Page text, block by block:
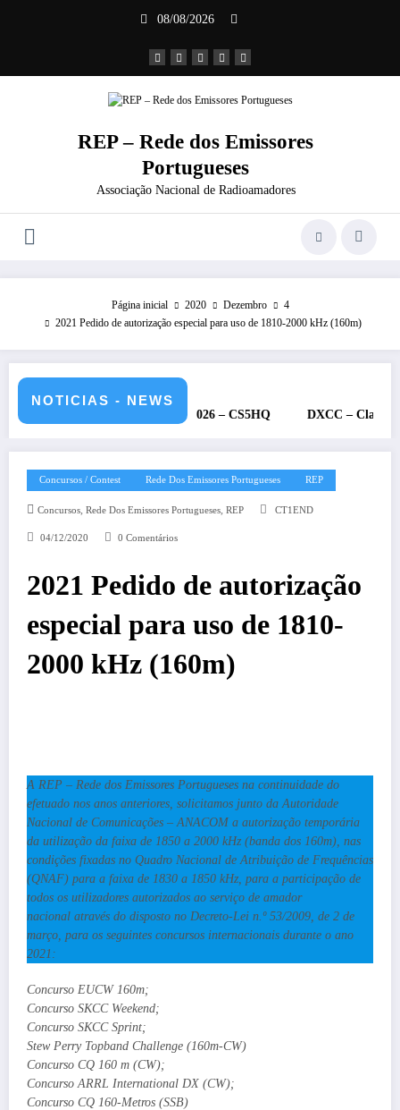
08/08/2026
REP – Rede dos Emissores
Portugueses
Associação Nacional de Radioamadores
Página inicial 2020 Dezembro
4
2021 Pedido de autorização especial para uso de 1810-2000 kHz (160m)
NOTICIAS - NEWS
– 11 e 12 de julho de 2026 – CS5HQ DXCC – Classificação
Concursos / Contest Rede Dos Emissores Portugueses REP
Concursos, Rede Dos Emissores Portugueses, REP CT1END
04/12/2020 0 Comentários
2021 Pedido de autorização
especial para uso de 1810-
2000 kHz (160m)
A REP – Rede dos Emissores Portugueses na continuidade do
efetuado nos anos anteriores, solicitamos junto da Autoridade
Nacional de Comunicações – ANACOM a autorização temporária
da utilização da faixa de 1850 a 2000 kHz (banda dos 160m), nas
condições fixadas no Quadro Nacional de Atribuição de Frequências
(QNAF) para a faixa de 1830 a 1850 kHz, para a participação de
todos os utilizadores autorizados ao serviço de amador
nacional através do disposto no Decreto-Lei n.º 53/2009, de 2 de
março, para os seguintes concursos internacionais durante o ano
2021:
Concurso EUCW 160m;
Concurso SKCC Weekend;
Concurso SKCC Sprint;
Stew Perry Topband Challenge (160m-CW)
Concurso CQ 160 m (CW);
Concurso ARRL International DX (CW);
Concurso CQ 160-Metros (SSB)